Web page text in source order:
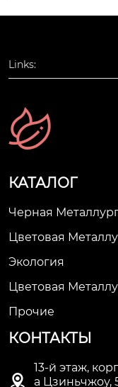
Links:
КАТАЛОГ
Черная
Цветовая
Экология
Цветовая
Прочие
КОНТАКТЫ

13-й этаж,
а Цзиньчжоу,